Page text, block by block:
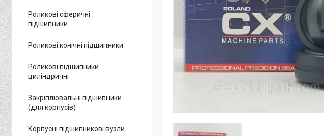
Роликові сферичні
підшипники
Роликові конічні підшипники
Роликові підшипники
циліндричні
Закріплювальні підшипники
(для корпусів)
Корпусні підшипникові вузли